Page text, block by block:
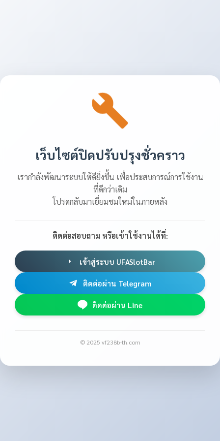
เว็บไซต์ปิดปรับปรุงชั่วคราว
เรากำลังพัฒนาระบบให้ดียิ่งขึ้น เพื่อประสบการณ์การใช้งาน
ที่ดีกว่าเดิม
โปรดกลับมาเยี่ยมชมใหม่ในภายหลัง
ติดต่อสอบถาม หรือเข้าใช้งานได้ที่:
เข้าสู่ระบบ UFASlotBar
ติดต่อผ่าน Telegram
ติดต่อผ่าน Line
© 2025 vf238b-th.com